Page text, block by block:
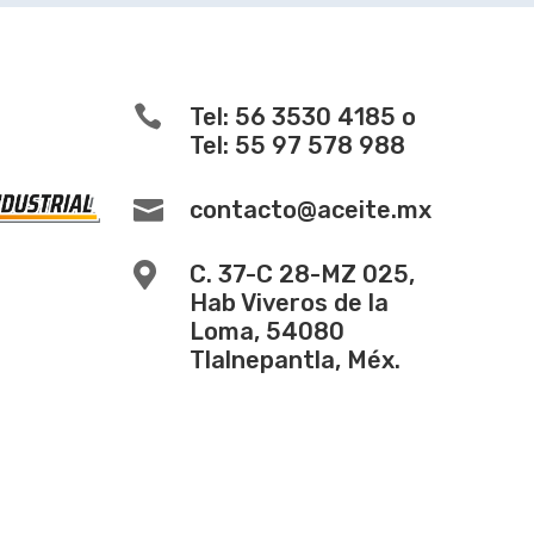

Tel: 56 3530 4185 o
Tel: 55 97 578 988
 contacto@aceite.mx

C. 37-C 28-MZ 025,
Hab Viveros de la
Loma, 54080
Tlalnepantla, Méx.